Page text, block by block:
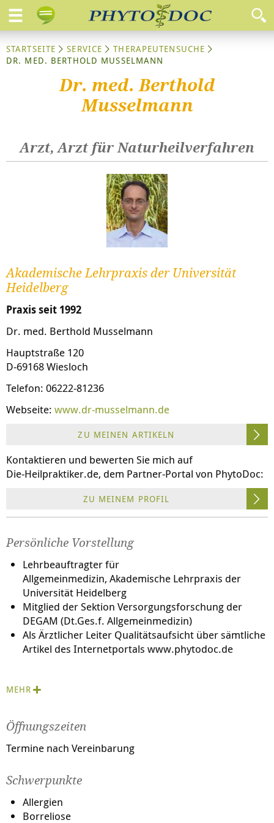
STARTSEITE SERVICE
THERAPEUTENSUCHE
DR. MED. BERTHOLD MUSSELMANN
Dr. med. Berthold
Musselmann
Arzt, Arzt für Naturheilverfahren
Akademische Lehrpraxis der Universität
Heidelberg
Praxis seit 1992
Dr. med. Berthold Musselmann
Hauptstraße 120
D-69168 Wiesloch
Telefon: 06222-81236
Webseite: www.dr-musselmann.de
ZU MEINEN ARTIKELN
Kontaktieren und bewerten Sie mich auf
Die-Heilpraktiker.de, dem Partner-Portal von PhytoDoc:
ZU MEINEM PROFIL
Persönliche Vorstellung
Lehrbeauftragter für
Allgemeinmedizin, Akademische Lehrpraxis der
Universität Heidelberg
Mitglied der Sektion Versorgungsforschung der
DEGAM (Dt.Ges.f. Allgemeinmedizin)
Als Ärztlicher Leiter Qualitätsaufsicht über sämtliche
Artikel des Internetportals www.phytodoc.de
Aktuell:
der "Pille" (dr-musselmann.de
Seit 2012 Leitung eine dreijährigen
Vergleich naturheilkundlicher und konventioneller
Medizin. Näheres unter Werdegang und Studien auf
meiner Praxiswebsite und s. ganz unten.
MEHR
Öffnungszeiten
Termine nach Vereinbarung
Schwerpunkte
Allergien
Borreliose